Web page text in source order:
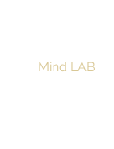
Mind LAB